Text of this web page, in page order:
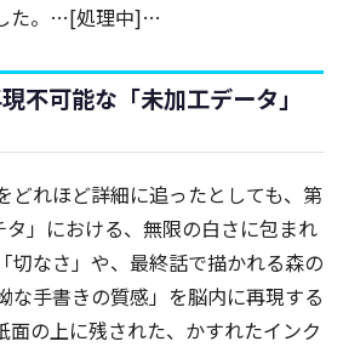
た。…[処理中]…
不可能な「未加工データ」
どれほど詳細に追ったとしても、第
」における、無限の白さに包まれ
切なさ」や、最終話で描かれる森の
な手書きの質感」を脳内に再現する
面の上に残された、かすれたインク